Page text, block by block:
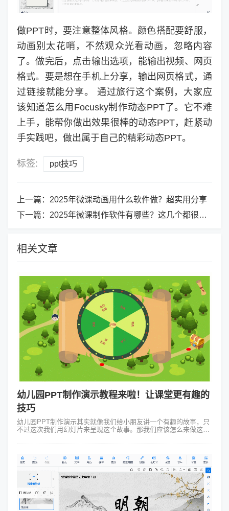
做PPT时，要注意整体风格。颜色搭配要舒服，
动画别太花哨，不然观众光看动画，忽略内容
了。做完后，点击输出选项，能输出视频、网页
格式。要是想在手机上分享，输出网页格式，通
过链接就能分享。 通过旅行这个案例，大家应
该知道怎么用Focusky制作动态PPT了。它不难
上手，能帮你做出效果很棒的动态PPT，赶紧动
手实践吧，做出属于自己的精彩动态PPT。
标签: ppt技巧
上一篇： 2025年微课动画用什么软件做？超实用分享
下一篇： 2025年微课制作软件有哪些？这几个都很不错
相关文章
幼儿园PPT制作演示教程来啦！让课堂更有趣的
技巧
幼儿园PPT制作演示其实就像我们给小朋友讲一个有趣的故事，只
不过这次我们用幻灯片来呈现这个故事。那我们应该怎么来做这个